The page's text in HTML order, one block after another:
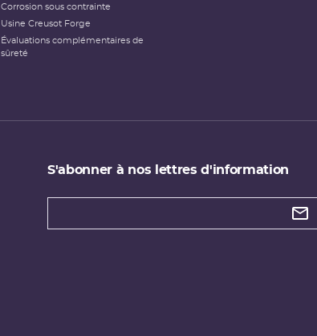
Corrosion sous contrainte
Usine Creusot Forge
Évaluations complémentaires de
sûreté
S'abonner à nos lettres d'information